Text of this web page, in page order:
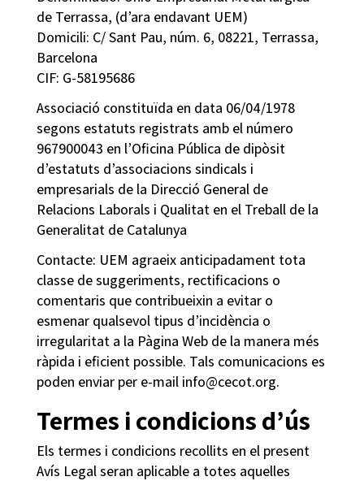
de Terrassa, (d’ara endavant UEM)
Domicili: C/ Sant Pau, núm. 6, 08221, Terrassa,
Barcelona
CIF: G-58195686
Associació constituïda en data 06/04/1978
segons estatuts registrats amb el número
967900043 en l’Oficina Pública de dipòsit
d’estatuts d’associacions sindicals i
empresarials de la Direcció General de
Relacions Laborals i Qualitat en el Treball de la
Generalitat de Catalunya
Contacte: UEM agraeix anticipadament tota
classe de suggeriments, rectificacions o
comentaris que contribueixin a evitar o
esmenar qualsevol tipus d’incidència o
irregularitat a la Pàgina Web de la manera més
ràpida i eficient possible. Tals comunicacions es
poden enviar per e-mail info@cecot.org.
Termes i condicions d’ús
Els termes i condicions recollits en el present
Avís Legal seran aplicable a totes aquelles